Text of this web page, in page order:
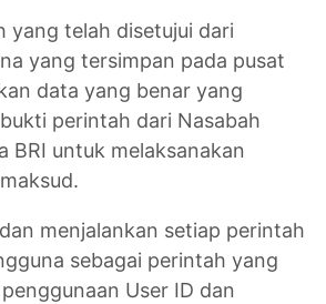
yang telah disetujui dari
yang tersimpan pada pusat
data yang benar yang
perintah dari Nasabah
BRI untuk melaksanakan
menjalankan setiap perintah
sebagai perintah yang
User ID dan